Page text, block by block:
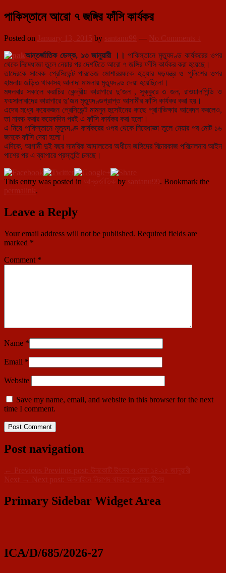
পাকিস্তানে আরো ৭ জঙ্গির ফাঁসি কার্যকর
Posted on January 13, 2015 by santanu99 — No Comments ↓
আন্তর্জাতিক ডেস্ক, ১৩ জানুয়ারী ।। পাকিস্তানে মৃত্যুদণ্ড কার্যকরের ওপর
থেকে নিষেধাজ্ঞা তুলে নেয়ার পর দেশটিতে আরো ৭ জঙ্গির ফাঁসি কার্যকর করা হয়েছে।
তাদেরকে সাবেক প্রেসিডেন্ট পারভেজ মোশাররফকে হত্যার ষড়যন্ত্র ও পুলিশের ওপর
হামলায় জড়িত থাকাসহ আলাদা মামলায় মৃত্যুদণ্ড দেয়া হয়েছিলো।
মঙ্গলবার সকালে করাচির কেন্দ্রীয় কারাগারে দু’জন , সুক্কুরে ৩ জন, রাওয়ালপিন্ডি ও
ফয়সালাবাদের কারাগারে দু’জন মৃত্যুদণ্ডপ্রাপ্ত আসামীর ফাঁসি কার্যকর করা হয়।
এদের মধ্যে কয়েকজন প্রেসিডেন্ট মামনুন হুসেইনের কাছে প্রাণভিক্ষার আবেদন করলেও,
তা নাকচ করার কয়েকদিন পরই এ ফাঁসি কার্যকর করা হলো।
এ নিয়ে পাকিস্তানে মৃত্যুদণ্ড কার্যকরের ওপর থেকে নিষেধাজ্ঞা তুলে নেয়ার পর মোট ১৬
জনকে ফাঁসি দেয়া হলো।
এদিকে, আগামী দুই বছর সামরিক আদালতের অধীনে জঙ্গিদের বিচারকাজ পরিচালনার আইন
পাশের পর এ ব্যাপারে প্রস্তুতি চলছে।
This entry was posted in আন্তর্জাতিক by santanu99. Bookmark the
permalink.
Leave a Reply
Your email address will not be published. Required fields are
marked *
Comment *
Name *
Email *
Website
Save my name, email, and website in this browser for the next
time I comment.
Post navigation
← Previous Previous post:
ঊনকোটি উৎসব ও মেলা ১৪-১৫ জানুয়ারী
Next → Next post: অনলাইনে নিরাপদ থাকতে গুগলের টিপস
Primary Sidebar Widget Area
ICA/D/685/2026-27